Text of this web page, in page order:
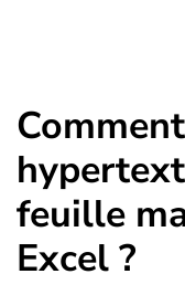
feuille
Excel ?